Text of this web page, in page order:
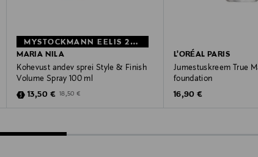
MYSTOCKMANN EELIS 27%
MARIA NILA
Kohevust andev sprei Style & Finish
Volume Spray 100 ml
Discounted Price
13,50 € Original Price
18,50 €
L'ORÉAL PARIS
Jumestuskreem True
foundation
Original Price
16,90 €